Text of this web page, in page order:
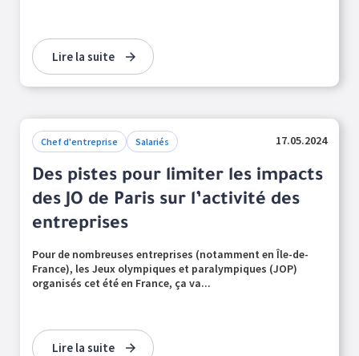
Lire la suite
Chef d'entreprise Salariés 17.05.2024
Des pistes pour limiter les impacts
des JO de Paris sur l’activité des
entreprises
Pour de nombreuses entreprises (notamment en Île-de-
France), les Jeux olympiques et paralympiques (JOP)
organisés cet été en France, ça va...
Lire la suite